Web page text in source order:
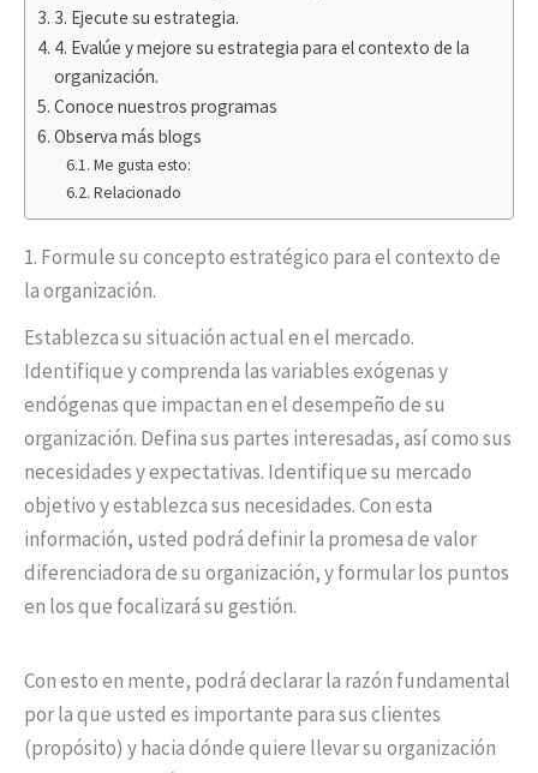
3. Ejecute su estrategia.
4. Evalúe y mejore su estrategia para el contexto de la
organización.
Conoce nuestros programas
Observa más blogs
Me gusta esto:
Relacionado
1. Formule su concepto estratégico para el contexto de
la organización.
Establezca su situación actual en el mercado.
Identifique y comprenda las variables exógenas y
endógenas que impactan en el desempeño de su
organización. Defina sus partes interesadas, así como sus
necesidades y expectativas. Identifique su mercado
objetivo y establezca sus necesidades. Con esta
información, usted podrá definir la promesa de valor
diferenciadora de su organización, y formular los puntos
en los que focalizará su gestión.
Con esto en mente, podrá declarar la razón fundamental
por la que usted es importante para sus clientes
(propósito) y hacia dónde quiere llevar su organización